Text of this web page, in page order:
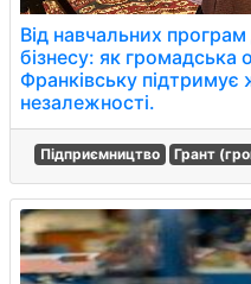
Від навчальних
бізнесу: як громадська
Франківську підтримує
незалежності.
Підприємництво Грант